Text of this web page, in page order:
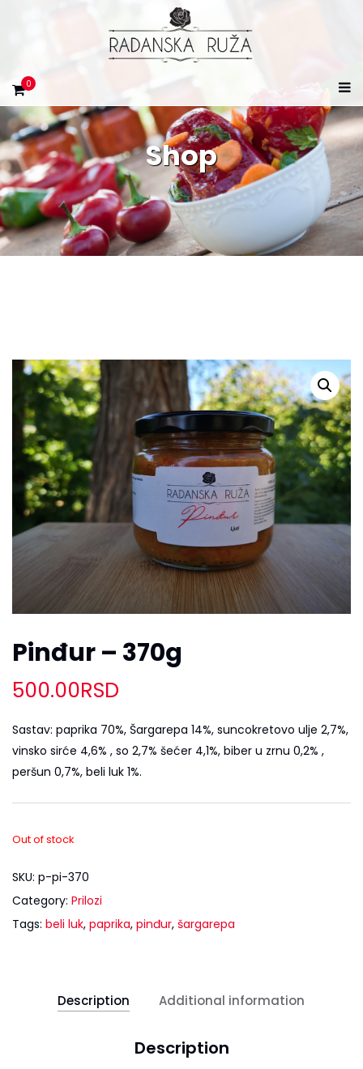
0
Shop
Pinđur – 370g
500.00RSD
Sastav: paprika 70%, Šargarepa 14%, suncokretovo ulje 2,7%,
vinsko sirće 4,6% , so 2,7% šećer 4,1%, biber u zrnu 0,2% ,
peršun 0,7%, beli luk 1%.
Out of stock
SKU: p-pi-370
Category: Prilozi
Tags: beli luk, paprika, pinđur, šargarepa
Description Additional information
Description